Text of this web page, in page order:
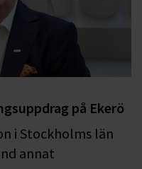
på Ekerö
i Stockholms län
annat